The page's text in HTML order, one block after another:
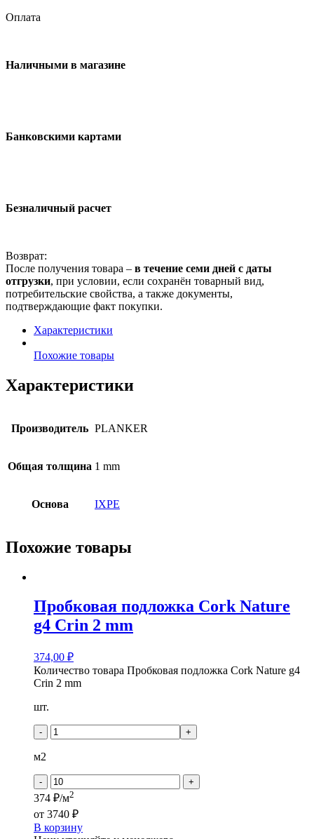
Оплата
Наличными в магазине
Банковскими картами
Безналичный расчет
Возврат:
После получения товара – в течение семи дней с даты
отгрузки, при условии, если сохранён товарный вид,
потребительские свойства, а также документы,
подтверждающие факт покупки.
Характеристики
Похожие товары
Характеристики
Производитель PLANKER
Общая толщина 1 mm
Основа IXPE
Похожие товары
Пробковая подложка Cork Nature
g4 Crin 2 mm
374,00 ₽
Количество товара Пробковая подложка Cork Nature g4
Crin 2 mm
шт.
- +
м2
- +
374 ₽/м2
от 3740 ₽
В корзину